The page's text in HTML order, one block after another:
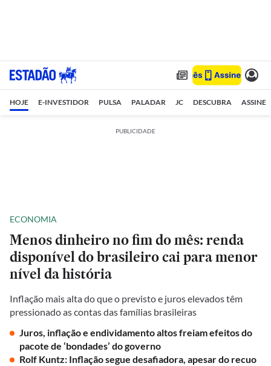
HOJE E-INVESTIDOR PULSA PALADAR JC DESCUBRA ASSINE
PUBLICIDADE
ECONOMIA
Menos dinheiro no fim do mês: renda
disponível do brasileiro cai para menor
nível da história
Inflação mais alta do que o previsto e juros elevados têm
pressionado as contas das famílias brasileiras
Juros, inflação e endividamento altos freiam efeitos do
pacote de ‘bondades’ do governo
Rolf Kuntz: Inflação segue desafiadora, apesar do recuo